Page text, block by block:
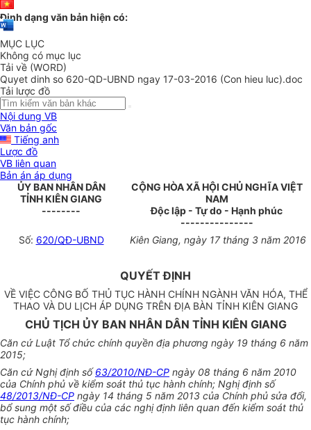
Định dạng văn bản hiện có:
MỤC LỤC
Không có mục lục
Tải về (WORD)
Quyet dinh so 620-QD-UBND ngay 17-03-2016 (Con hieu luc).doc
Tải lược đồ
Nội dung VB
Văn bản gốc
Tiếng anh
Lược đồ
VB liên quan
Bản án áp dụng
ỦY BAN NHÂN DÂN
TỈNH KIÊN GIANG
--------
CỘNG HÒA XÃ HỘI CHỦ NGHĨA VIỆT
NAM
Độc lập - Tự do - Hạnh phúc
---------------
Số: 620/QĐ-UBND Kiên Giang, ngày 17 tháng 3 năm 2016
QUYẾT ĐỊNH
VỀ VIỆC CÔNG BỐ THỦ TỤC HÀNH CHÍNH NGÀNH VĂN HÓA, THỂ
THAO VÀ DU LỊCH ÁP DỤNG TRÊN ĐỊA BÀN TỈNH KIÊN GIANG
CHỦ TỊCH ỦY BAN NHÂN DÂN TỈNH KIÊN GIANG
Căn cứ Luật Tổ chức chính quyền địa phương ngày 19 tháng 6 năm
2015;
Căn cứ Nghị định số63/2010/NĐ-CP ngày 08 tháng 6 năm 2010
của Chính phủ về kiểm soát thủ tục hành chính; Nghị định số
48/2013/NĐ-CP ngày 14 tháng 5 năm 2013 của Chính phủ sửa đổi,
bổ sung một số điều của các nghị định liên quan đến kiểm soát thủ
tục hành chính;